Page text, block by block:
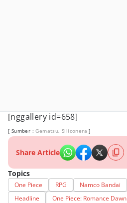
[nggallery id=658]
[ Sumber :Gematsu,Siliconera ]
Share Article
Topics
One Piece RPG Namco Bandai
Headline
One Piece: Romance Dawn